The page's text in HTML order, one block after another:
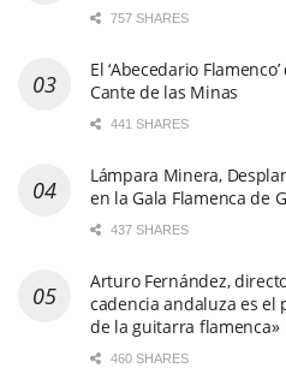
757 SHARES
El ‘Abecedario
Cante de las Minas
441 SHARES
Lámpara Minera,
en la Gala Flamenca de
437 SHARES
Arturo Fernández,
cadencia andaluza es
de la guitarra flamenca»
460 SHARES